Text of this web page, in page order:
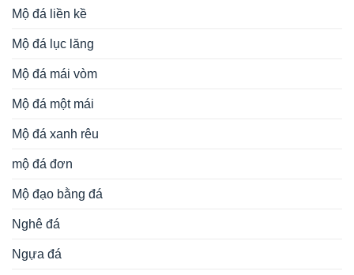
Mộ đá liền kề
Mộ đá lục lăng
Mộ đá mái vòm
Mộ đá một mái
Mộ đá xanh rêu
mộ đá đơn
Mộ đạo bằng đá
Nghê đá
Ngựa đá